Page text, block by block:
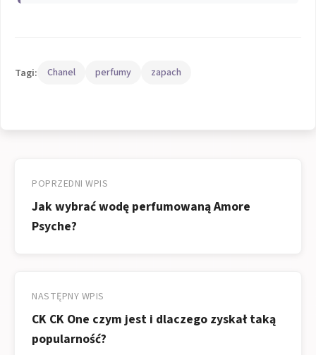
Tagi: Chanel perfumy zapach
wpisu
POPRZEDNI WPIS
Jak wybrać wodę perfumowaną Amore
Psyche?
NASTĘPNY WPIS
CK CK One czym jest i dlaczego zyskał taką
popularność?